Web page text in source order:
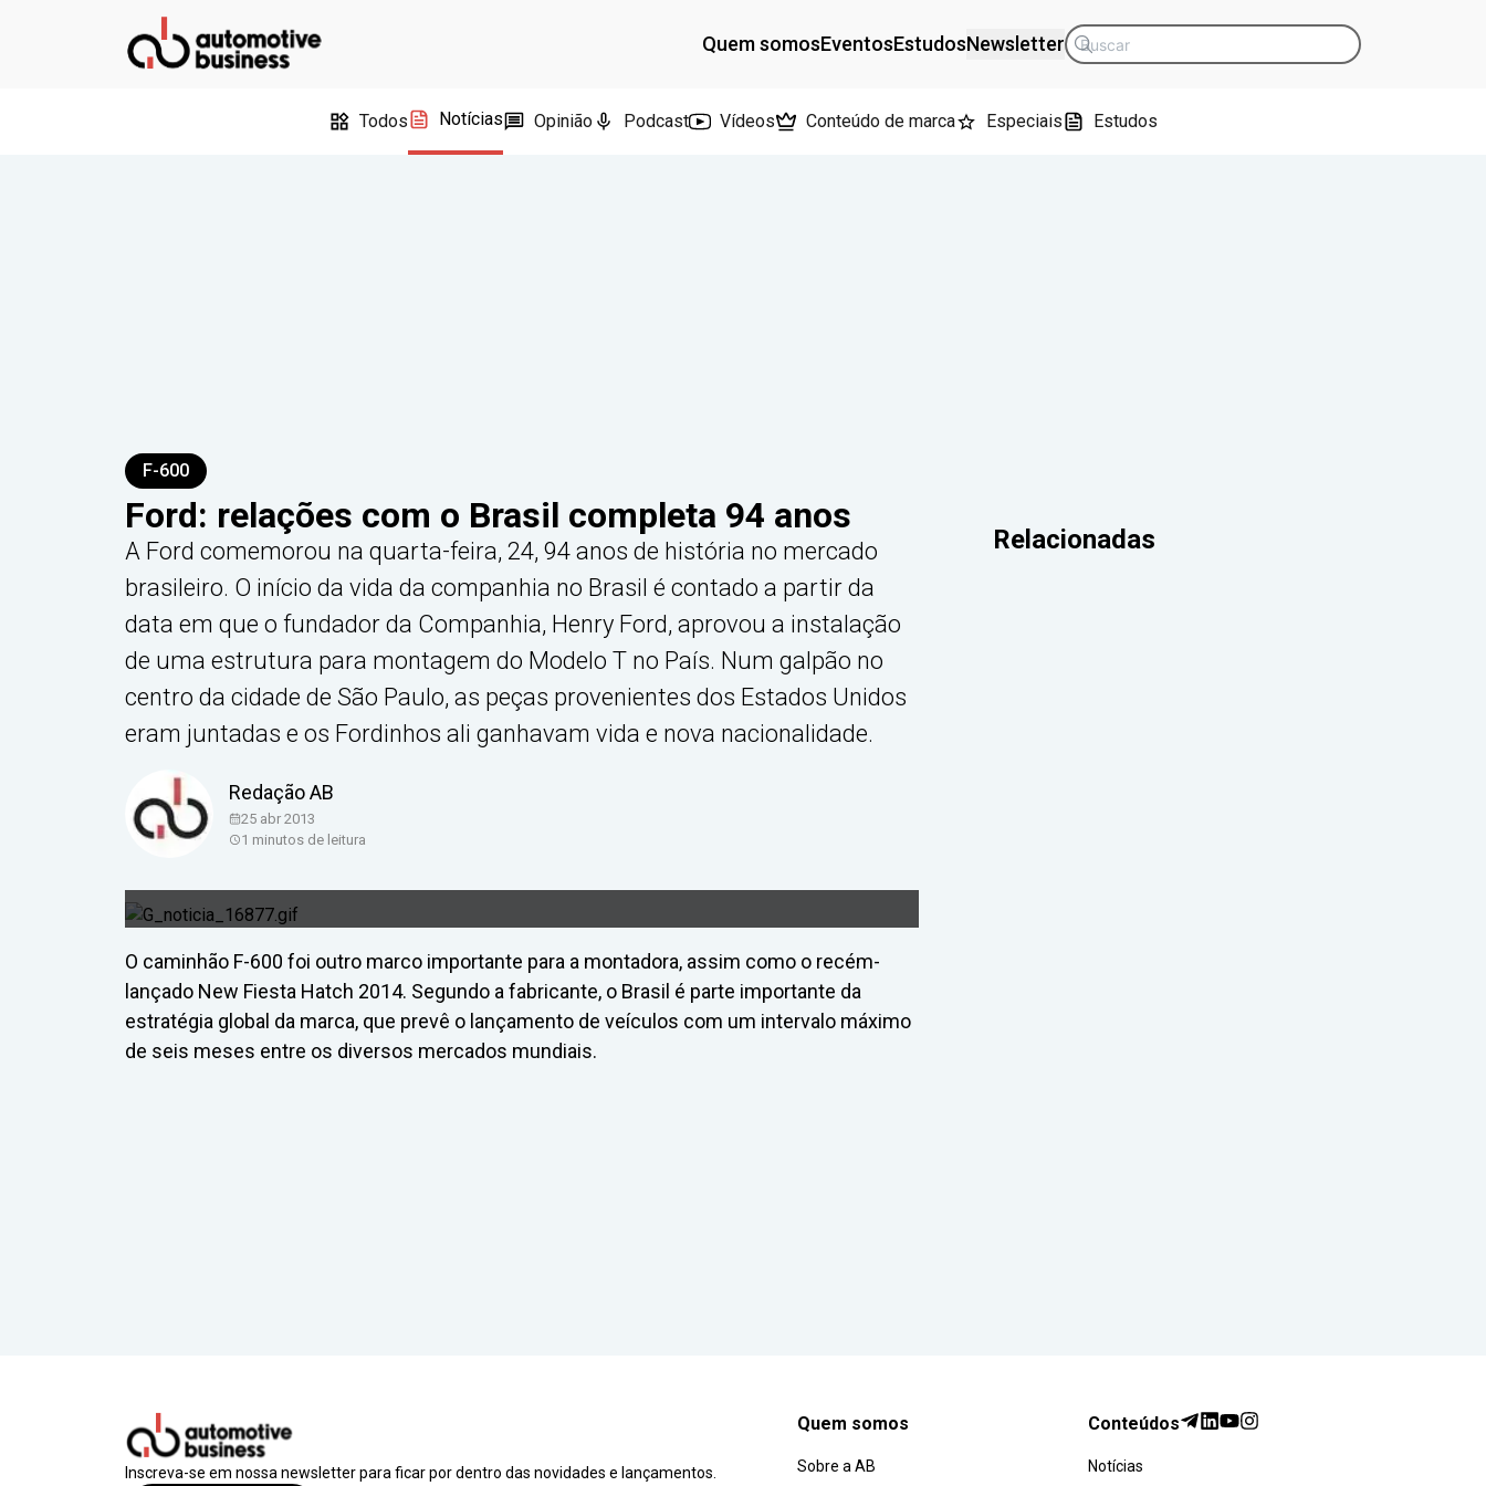
Quem somosEventosEstudosNewsletter
Todos Notícias Opinião Podcast Vídeos Conteúdo de marca Especiais Estudos
F-600
Ford: relações com o Brasil completa 94 anos
A Ford comemorou na quarta-feira, 24, 94 anos de história no mercado
brasileiro. O início da vida da companhia no Brasil é contado a partir da
data em que o fundador da Companhia, Henry Ford, aprovou a instalação
de uma estrutura para montagem do Modelo T no País. Num galpão no
centro da cidade de São Paulo, as peças provenientes dos Estados Unidos
eram juntadas e os Fordinhos ali ganhavam vida e nova nacionalidade.
Redação AB
25 abr 2013
1 minutos de leitura
O caminhão F-600 foi outro marco importante para a montadora, assim como o recém-
lançado New Fiesta Hatch 2014. Segundo a fabricante, o Brasil é parte importante da
estratégia global da marca, que prevê o lançamento de veículos com um intervalo máximo
de seis meses entre os diversos mercados mundiais.
Relacionadas
Inscreva-se em nossa newsletter para ficar por dentro das novidades e lançamentos.
Quem somos
Sobre a AB
Conteúdos
Notícias